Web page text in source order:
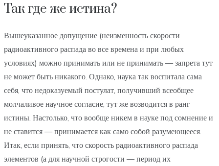
Так где же истина?
Вышеуказанное допущение (неизменность скорости
радиоактивного распада во все времена и при любых
условиях) можно принимать или не принимать — запрета тут
не может быть никакого. Однако, наука так воспитала сама
себя, что недоказуемый постулат, получивший всеобщее
молчаливое научное согласие, тут же возводится в ранг
истины. Настолько, что вообще никем в науке под сомнение и
не ставится — принимается как само собой разумеющееся.
Итак, если принять, что скорость радиоактивного распада
элементов (а для научной строгости — период их